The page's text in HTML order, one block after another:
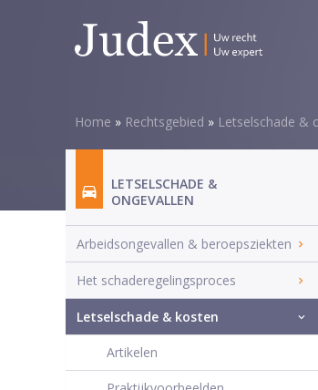
Home » Rechtsgebied » Letselschade &
LETSELSCHADE &
ONGEVALLEN
Arbeidsongevallen & beroepsziekten
Het schaderegelingsproces
Letselschade & kosten
Artikelen